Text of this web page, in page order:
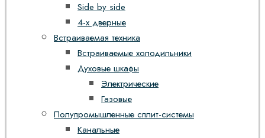
Side by side
4-х дверные
Встраиваемая техника
Встраиваемые холодильники
Духовые шкафы
Электрические
Газовые
Полупромышленные сплит-системы
Канальные